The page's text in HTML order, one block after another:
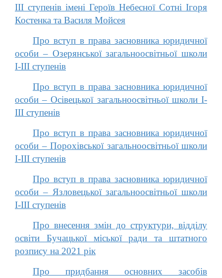
ІІІ ступенів імені Героїв Небесної Сотні Ігоря
Костенка та Василя Мойсея
Про вступ в права засновника юридичної
особи – Озерянської загальноосвітньої школи
І-ІІІ ступенів
Про вступ в права засновника юридичної
особи – Осівецької загальноосвітньої школи І-
ІІІ ступенів
Про вступ в права засновника юридичної
особи – Порохівської загальноосвітньої школи
І-ІІІ ступенів
Про вступ в права засновника юридичної
особи – Язловецької загальноосвітньої школи
І-ІІІ ступенів
Про внесення змін до структури, відділу
освіти Бучацької міської ради та штатного
розпису на 2021 рік
Про придбання основних засобів